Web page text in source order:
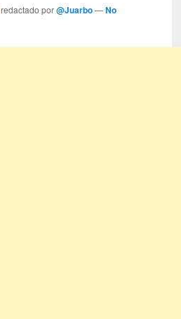
redactado por@Juarbo —No